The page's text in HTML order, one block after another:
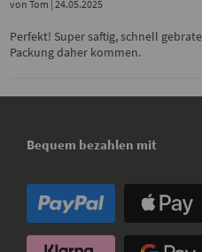
vonTom | 24.05.2025
Perfekt! Super saftig, schnell
Packung daher kommen.
Bequem bezahlen mit